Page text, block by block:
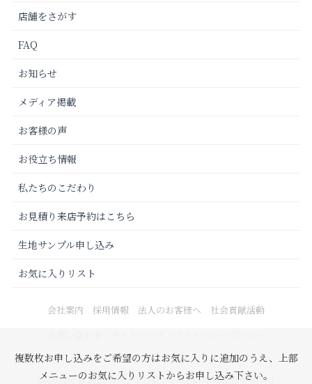
複数枚お申し込みをご希望の方はお気に入りに追加のうえ、上部
メニューのお気に入りリストからお申し込み下さい。
店舗をさがす
FAQ
お知らせ
メディア掲載
お客様の声
お役立ち情報
私たちのこだわり
お見積り来店予約はこちら
生地サンプル申し込み
お気に入りリスト
会社案内 採用情報 法人のお客様へ
社会貢献活動
Copyright © 2021 カーテンじゅうたん王国 All Rights Reserved.